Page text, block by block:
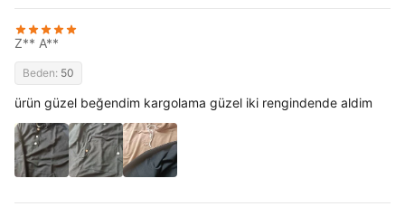
Z** A**
Beden: 50
ürün güzel beğendim kargolama güzel iki rengindende aldim